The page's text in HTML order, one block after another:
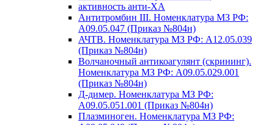
активность анти-ХА
Антитромбин III. Номенклатура МЗ РФ:
A09.05.047 (Приказ №804н)
АЧТВ. Номенклатура МЗ РФ: A12.05.039
(Приказ №804н)
Волчаночный антикоагулянт (скрининг).
Номенклатура МЗ РФ: A09.05.029.001
(Приказ №804н)
Д-димер. Номенклатура МЗ РФ:
A09.05.051.001 (Приказ №804н)
Плазминоген. Номенклатура МЗ РФ: